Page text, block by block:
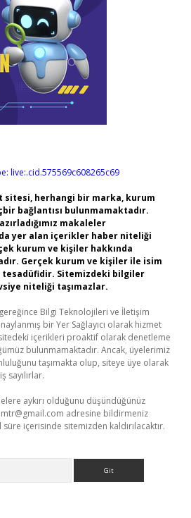
live:.cid.575569c608265c69
sitesi, herhangi bir marka, kurum
bağlantısı bulunmamaktadır.
makaleler
yer alan içerikler haber niteliği
kurum ve kişiler hakkında
Gerçek kurum ve kişiler ile isim
Sitemizdeki bilgiler
niteliği taşımazlar.
gereğince Bilgi Teknolojileri ve İletişim
bir Yer Sağlayıcı olarak hizmet
içerikleri proaktif olarak denetleme
bulunmamaktadır. Ancak, üyelerimiz
taşımakta olup, siteye üye olarak
sayılırlar.
aykırı olduğunu düşündüğünüz
adresine bildirmeniz
içerisinde sitemizden kaldırılacaktır.